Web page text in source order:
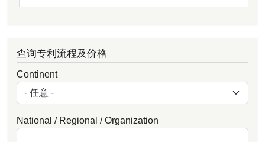
查询专利流程及价格
Continent
National / Regional / Organization